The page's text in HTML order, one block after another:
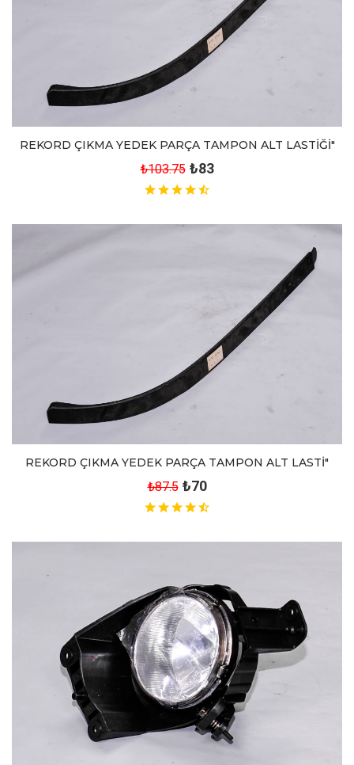
REKORD ÇIKMA YEDEK PARÇA TAMPON ALT LASTİĞİ"
₺103.75 ₺83
REKORD ÇIKMA YEDEK PARÇA TAMPON ALT LASTİ"
₺87.5 ₺70